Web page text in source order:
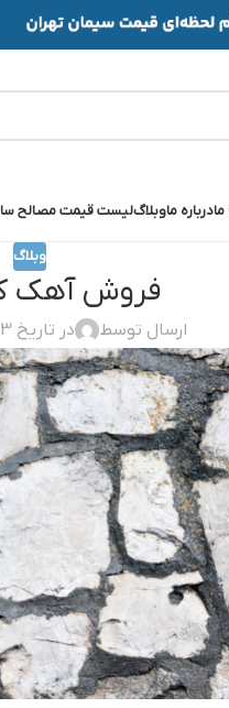
مادرباره ماوبلاگلیست قیمت مصالح
وبلاگ
فروش آهک
ارسال توسط در تاریخ 23 فروردین 1401